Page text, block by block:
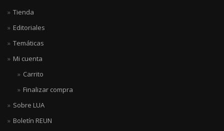
Tienda
Editoriales
Temáticas
Mi cuenta
Carrito
Finalizar compra
Sobre LUA
Boletín REUN